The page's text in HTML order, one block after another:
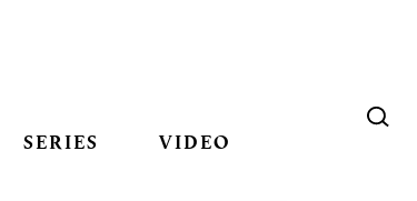
SERIES VIDEO